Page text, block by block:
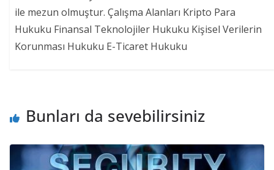
ile mezun olmuştur. Çalışma Alanları Kripto Para
Hukuku Finansal Teknolojiler Hukuku Kişisel Verilerin
Korunması Hukuku E-Ticaret Hukuku
Bunları da sevebilirsiniz